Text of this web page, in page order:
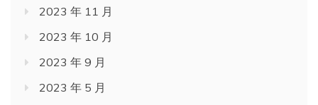
2023 年 11 月
2023 年 10 月
2023 年 9 月
2023 年 5 月